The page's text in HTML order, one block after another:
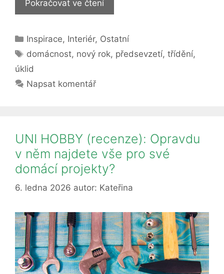
Pokračovat ve čteníNovoroční
třídění:
se
zbavit
nové?
Rubriky
Inspirace, Interiér, Ostatní
Štítky
domácnost, nový rok, předsevzetí,třídění,
úklid
Napsat komentář
UNI HOBBY (recenze): Opravdu
v něm najdete vše pro své
domácí projekty?
6. ledna 2026 autor: Kateřina